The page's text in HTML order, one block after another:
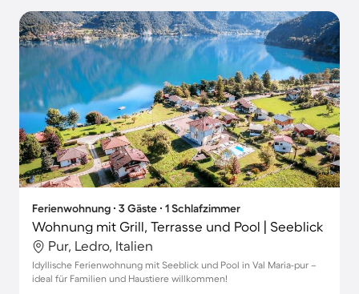
Ferienwohnung ∙ 3 Gäste ∙ 1 Schlafzimmer
Wohnung mit Grill, Terrasse und Pool | Seeblick
Pur, Ledro, Italien
Idyllische Ferienwohnung mit Seeblick und Pool in Val Maria-pur –
ideal für Familien und Haustiere willkommen!